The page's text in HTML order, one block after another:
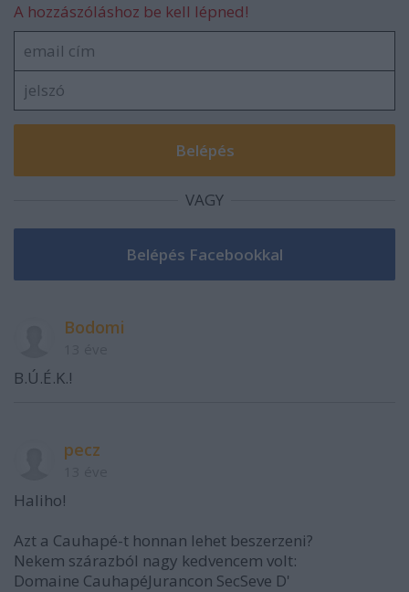
A hozzászóláshoz be kell lépned!
VAGY
Bodomi
B.Ú.É.K.!
pecz
Haliho!
Azt a Cauhapé-t honnan lehet beszerzeni?
Nekem szárazból nagy kedvencem volt:
Domaine CauhapéJurancon SecSeve D'